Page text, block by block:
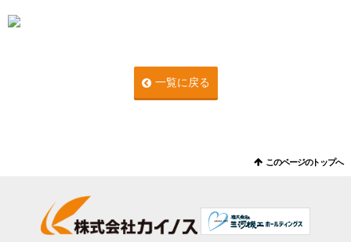
一覧に戻る
このページのトップへ